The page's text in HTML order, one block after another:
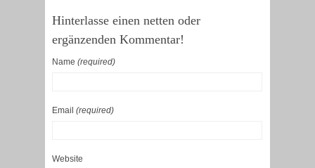
Hinterlasse einen netten oder
ergänzenden Kommentar!
Name (required)
Email (required)
Website